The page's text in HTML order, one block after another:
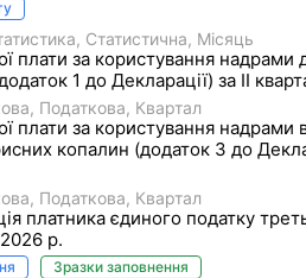
Статистична Місяць
плати за користування надрами
1 до Декларації) за II
Податкова Квартал
плати за користування надрами
копалин (додаток 3 до
Податкова Квартал
платника єдиного податку
р.
Зразки заповнення